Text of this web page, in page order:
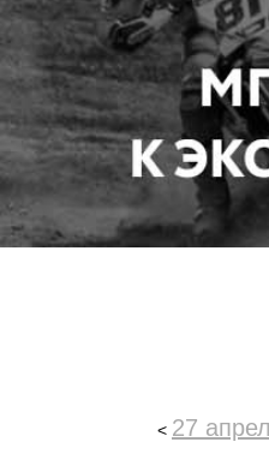
< 27